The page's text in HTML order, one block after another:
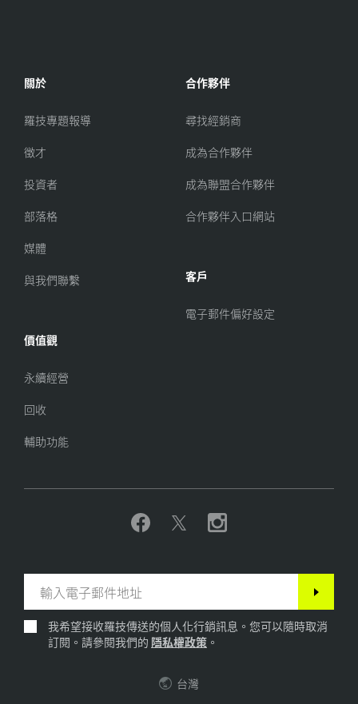
關於
羅技專題報導
徵才
投資者
部落格
媒體
與我們聯繫
價值觀
永續經營
回收
輔助功能
合作夥伴
尋找經銷商
成為合作夥伴
成為聯盟合作夥伴
合作夥伴入口網站
客戶
電子郵件偏好設定
我希望接收羅技傳送的個人化行銷訊息。您可以隨時取消
訂閱。請參閱我們的 隱私權政策 。
台灣